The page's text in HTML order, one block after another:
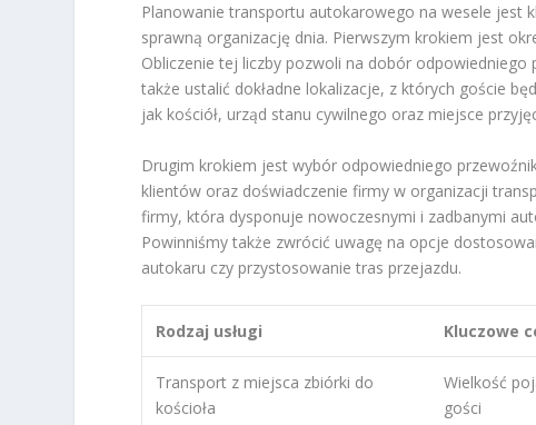
Planowanie transportu autokarowego na wesele
sprawną organizację dnia. Pierwszym krokiem jest
Obliczenie tej liczby pozwoli na dobór
także ustalić dokładne lokalizacje, z których goście
jak kościół, urząd stanu cywilnego oraz miejsce
Drugim krokiem jest wybór odpowiedniego
klientów oraz doświadczenie firmy w organizacji
firmy, która dysponuje nowoczesnymi i zadbanymi
Powinniśmy także zwrócić uwagę na opcje
autokaru czy przystosowanie tras przejazdu.
Rodzaj usługi Kluczowe
Transport z miejsca zbiórki do
kościoła
Wielkość
gości